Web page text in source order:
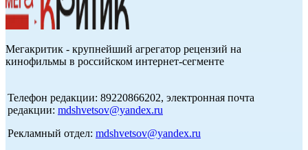
Мегакритик - крупнейший агрегатор рецензий на
кинофильмы в российском интернет-сегменте
Телефон редакции: 89220866202, электронная почта
редакции: mdshvetsov@yandex.ru
Рекламный отдел: mdshvetsov@yandex.ru